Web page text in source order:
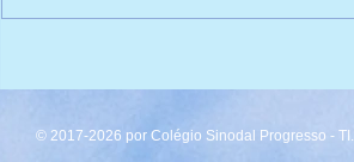
© 2017-2026 por Colégio Sinodal Progresso - TI.